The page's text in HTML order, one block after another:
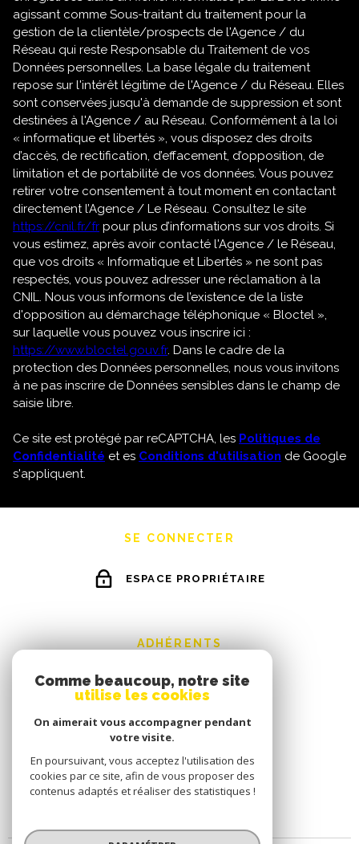
agissant comme Sous-traitant du traitement pour la
gestion de la clientèle/prospects de l'Agence / du
Réseau qui reste Responsable du Traitement de vos
Données personnelles. La base légale du traitement
repose sur l'intérêt légitime de l'Agence / du Réseau. Elles
sont conservées jusqu'à demande de suppression et sont
destinées à l'Agence / au Réseau. Conformément à la loi
« informatique et libertés », vous disposez des droits
d’accès, de rectification, d’effacement, d’opposition, de
limitation et de portabilité de vos données. Vous pouvez
retirer votre consentement à tout moment en contactant
directement l’Agence / Le Réseau. Consultez le site
https://cnil.fr/fr pour plus d’informations sur vos droits. Si
vous estimez, après avoir contacté l'Agence / le Réseau,
que vos droits « Informatique et Libertés » ne sont pas
respectés, vous pouvez adresser une réclamation à la
CNIL. Nous vous informons de l’existence de la liste
d'opposition au démarchage téléphonique « Bloctel »,
sur laquelle vous pouvez vous inscrire ici :
https://www.bloctel.gouv.fr. Dans le cadre de la
protection des Données personnelles, nous vous invitons
à ne pas inscrire de Données sensibles dans le champ de
saisie libre.
Ce site est protégé par reCAPTCHA, les Politiques de
Confidentialité et es Conditions d'utilisation de Google
s'appliquent.
SE CONNECTER
ESPACE PROPRIÉTAIRE
ADHÉRENTS
Comme beaucoup, notre site
utilise les cookies
On aimerait vous accompagner pendant
votre visite.
En poursuivant, vous acceptez l'utilisation des
cookies par ce site, afin de vous proposer des
contenus adaptés et réaliser des statistiques !